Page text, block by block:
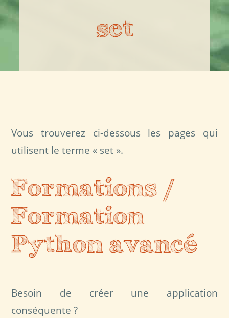
set
Vous trouverez ci-dessous les pages qui
utilisent le terme « set ».
Formations /
Formation
Python avancé
Besoin de créer une application
conséquente ?